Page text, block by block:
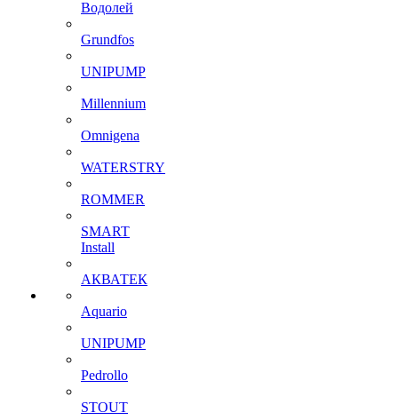
Водолей
Grundfos
UNIPUMP
Millennium
Omnigena
WATERSTRY
ROMMER
SMART
Install
АКВАТЕК
Aquario
UNIPUMP
Pedrollo
STOUT